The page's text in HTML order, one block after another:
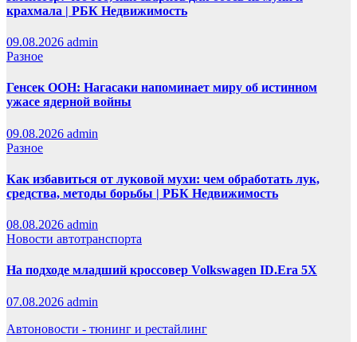
крахмала | РБК Недвижимость
09.08.2026 admin
Разное
Генсек ООН: Нагасаки напоминает миру об истинном
ужасе ядерной войны
09.08.2026 admin
Разное
Как избавиться от луковой мухи: чем обработать лук,
средства, методы борьбы | РБК Недвижимость
08.08.2026 admin
Новости автотранспорта
На подходе младший кроссовер Volkswagen ID.Era 5X
07.08.2026 admin
Автоновости - тюнинг и рестайлинг